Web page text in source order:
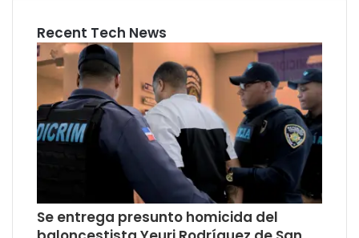
Recent Tech News
Se entrega presunto homicida del